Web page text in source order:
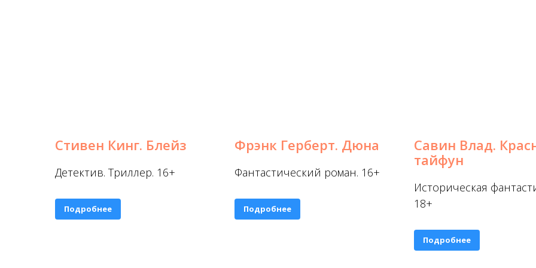
Стивен Кинг. Блейз
Детектив. Триллер. 16+
Подробнее
Фрэнк Герберт. Дюна
Фантастический роман. 16+
Подробнее
Савин Влад.
тайфун
Историческая
18+
Подробнее